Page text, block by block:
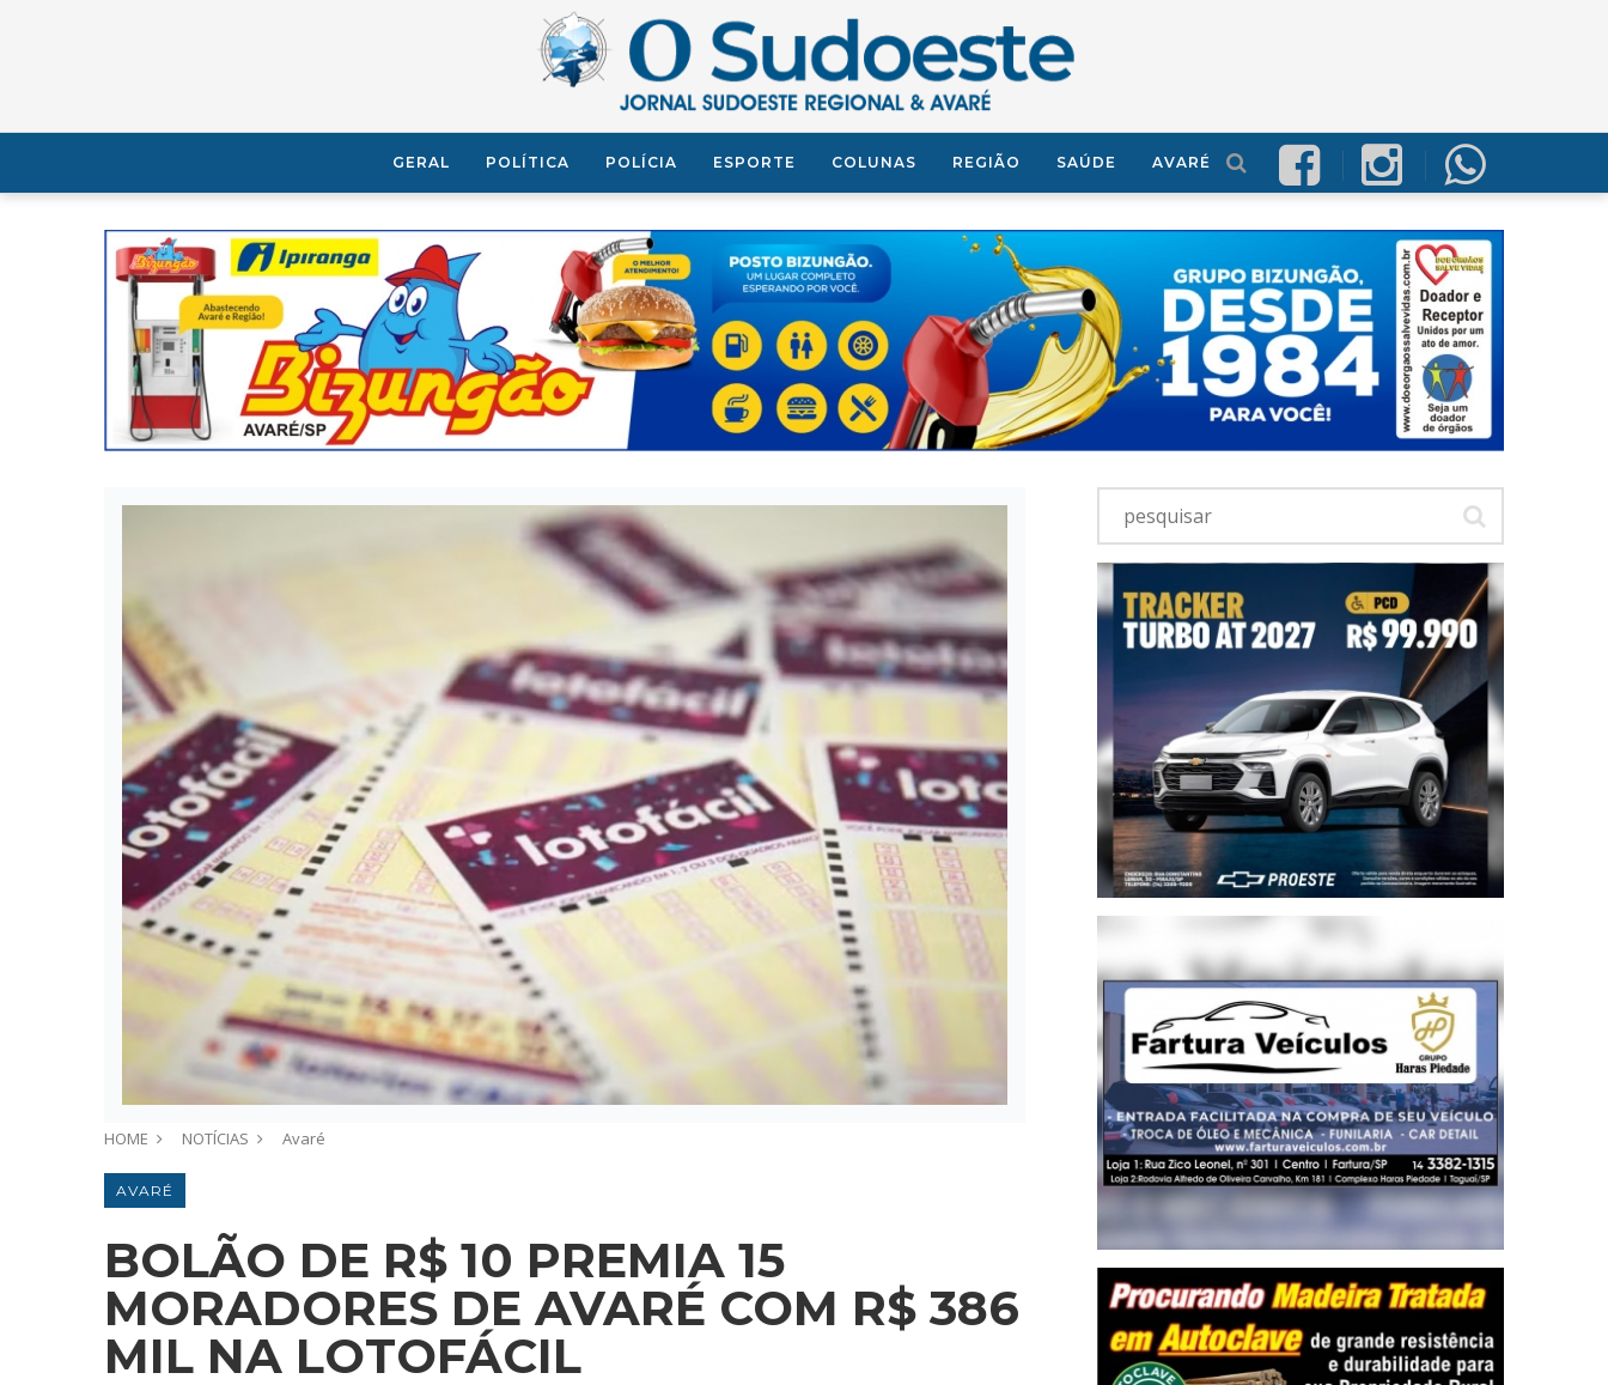
GERAL POLÍTICA POLÍCIA ESPORTE COLUNAS REGIÃO SAÚDE AVARÉ
HOME NOTÍCIAS Avaré
AVARÉ
BOLÃO DE R$ 10 PREMIA 15
MORADORES DE AVARÉ COM R$ 386
MIL NA LOTOFÁCIL